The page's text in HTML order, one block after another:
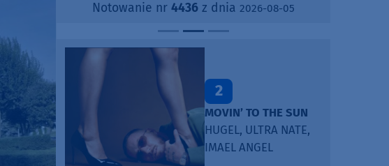
i ofertach
najmu
kamienny
Notowanie nr 4436 z dnia 2026-08-05
3
TAŃCZ!
BLETKA